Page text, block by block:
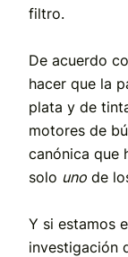
filtro.
De acuerdo
hacer que la
plata y de
motores de
canónica que
solo uno de
Y si estamos
investigación